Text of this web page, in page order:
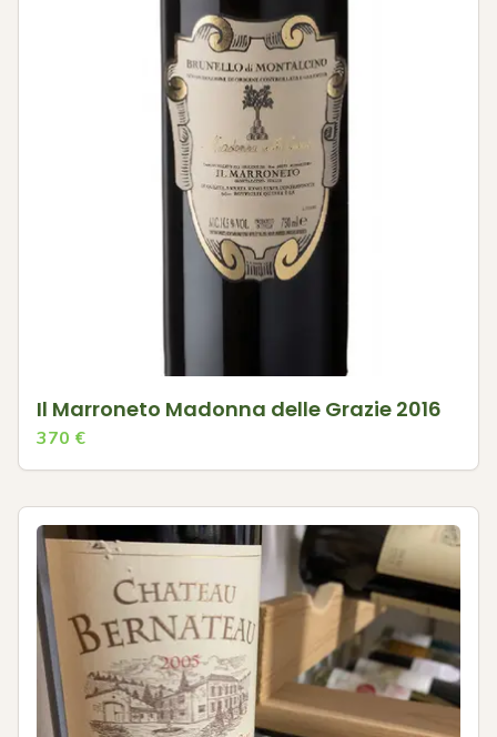
Il Marroneto Madonna delle Grazie 2016
370 €